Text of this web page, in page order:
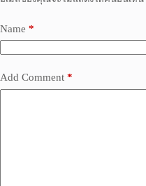
Name *
Add Comment *